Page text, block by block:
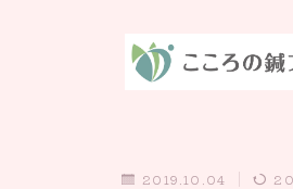
2019.10.04